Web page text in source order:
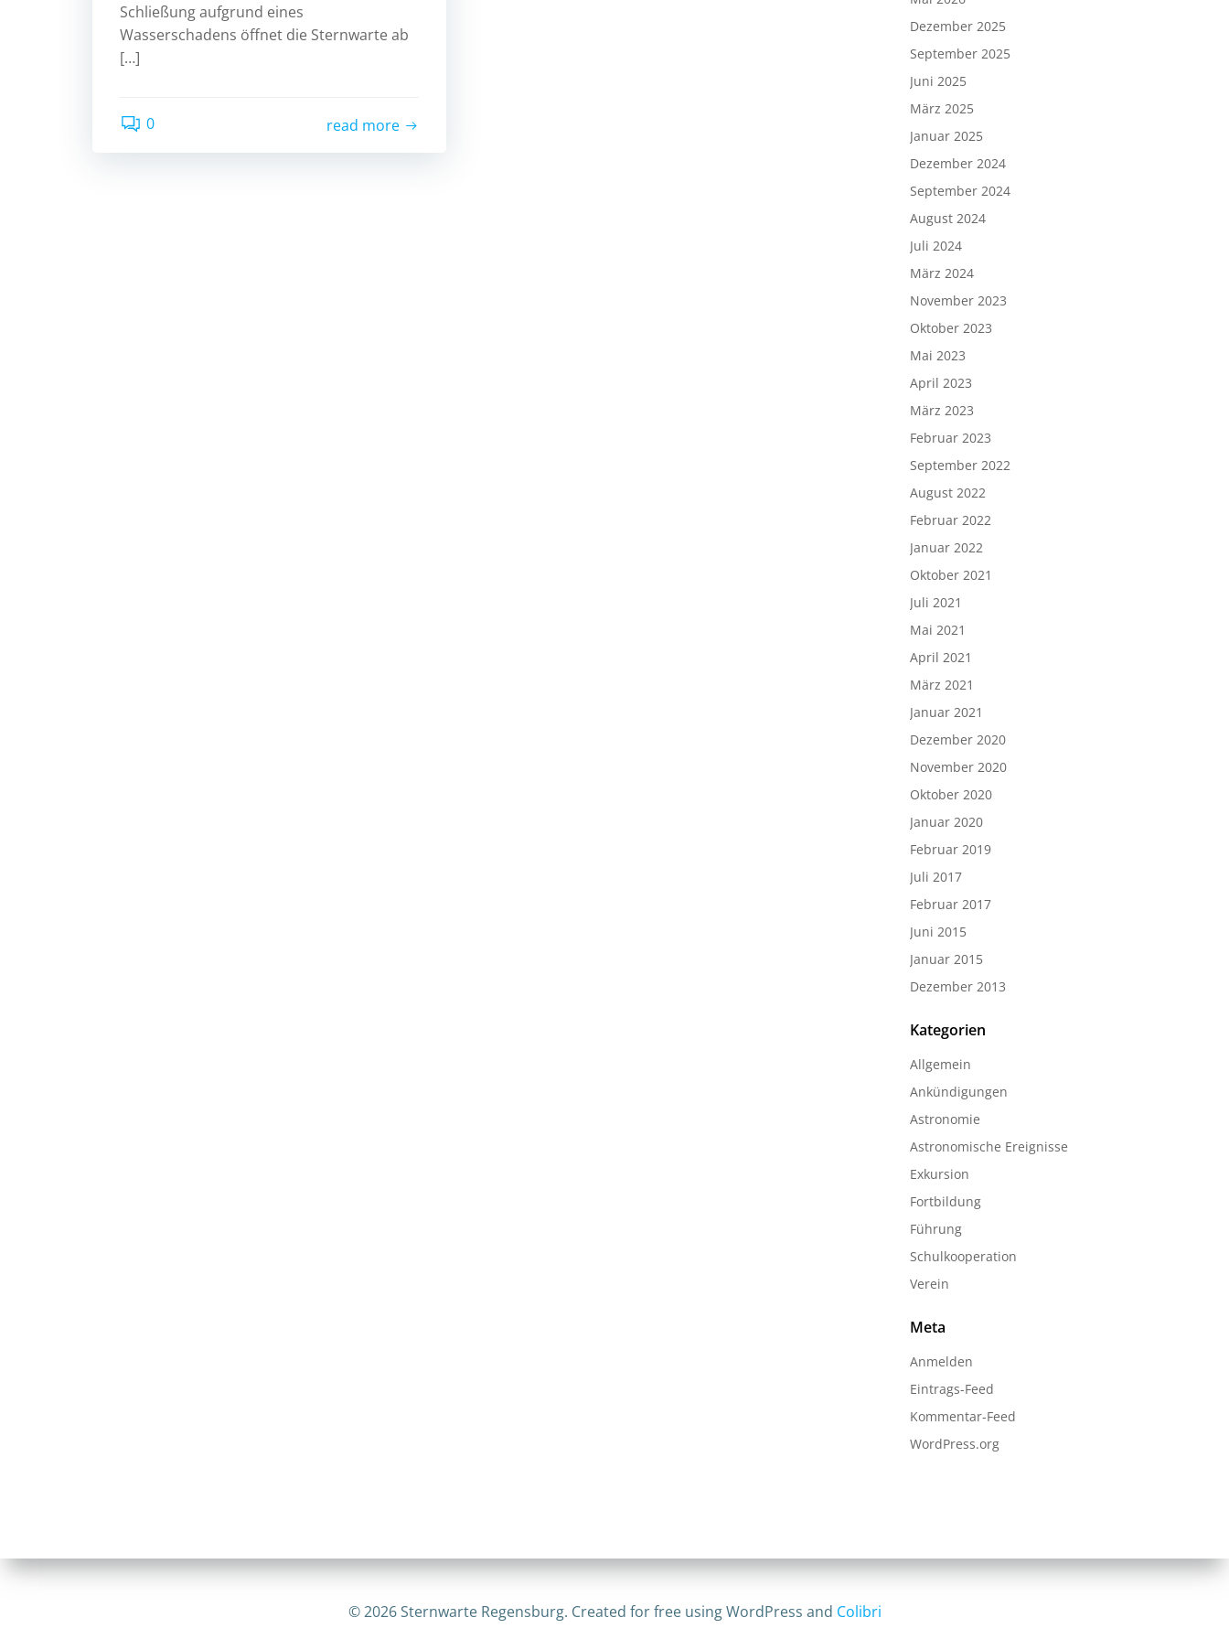
Schließung aufgrund eines
Wasserschadens öffnet die Sternwarte ab
[…]
0 read more
Dezember 2025
September 2025
Juni 2025
März 2025
Januar 2025
Dezember 2024
September 2024
August 2024
Juli 2024
März 2024
November 2023
Oktober 2023
Mai 2023
April 2023
März 2023
Februar 2023
September 2022
August 2022
Februar 2022
Januar 2022
Oktober 2021
Juli 2021
Mai 2021
April 2021
März 2021
Januar 2021
Dezember 2020
November 2020
Oktober 2020
Januar 2020
Februar 2019
Juli 2017
Februar 2017
Juni 2015
Januar 2015
Dezember 2013
Kategorien
Allgemein
Ankündigungen
Astronomie
Astronomische Ereignisse
Exkursion
Fortbildung
Führung
Schulkooperation
Verein
Meta
Anmelden
Eintrags-Feed
Kommentar-Feed
WordPress.org
© 2026 Sternwarte Regensburg. Created for free using WordPress and Colibri